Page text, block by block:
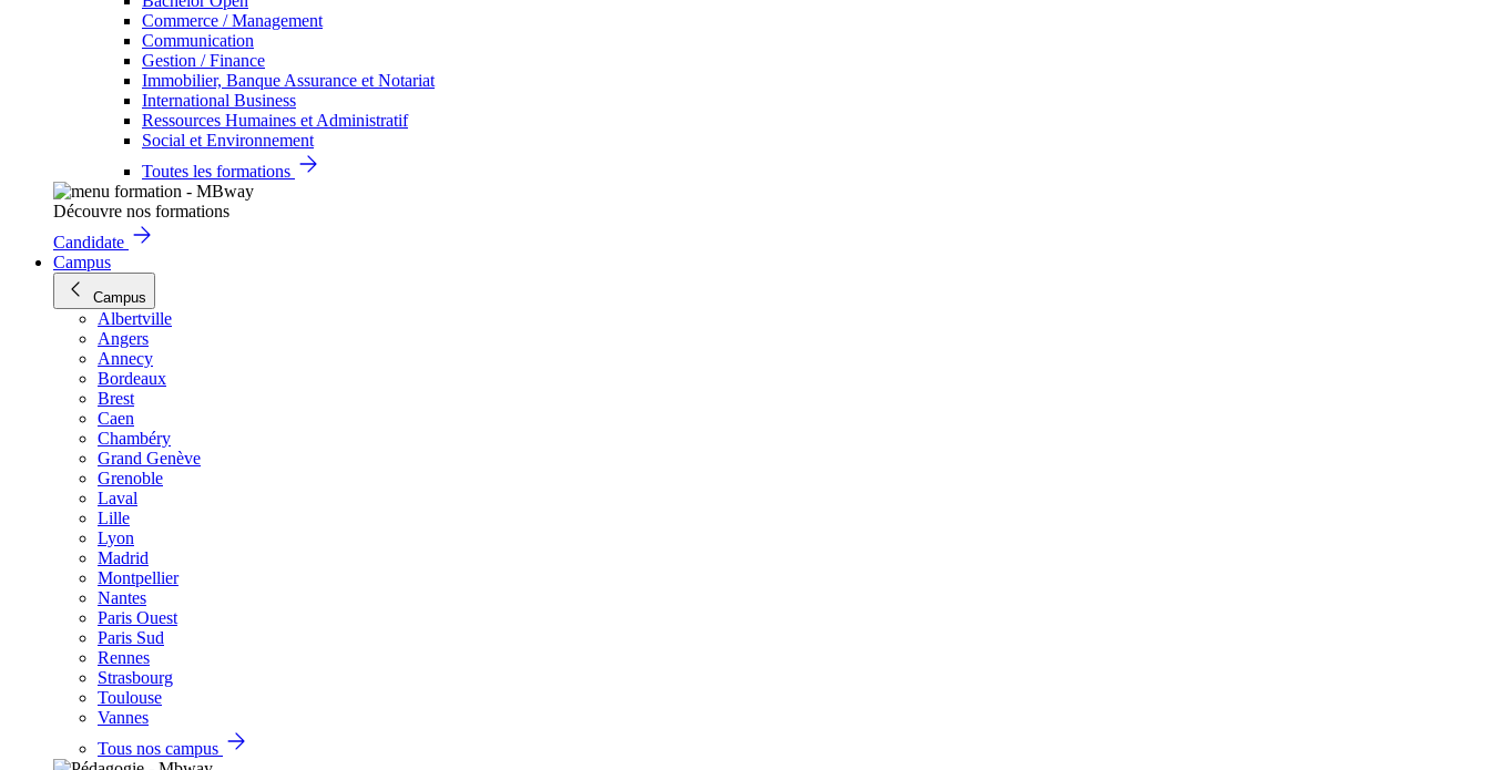
Commerce / Management
Communication
Gestion / Finance
Immobilier, Banque Assurance et Notariat
International Business
Ressources Humaines et Administratif
Social et Environnement
Toutes les formations
Découvre nos formations
Candidate
Campus
Campus
Albertville
Angers
Annecy
Bordeaux
Brest
Caen
Chambéry
Grand Genève
Grenoble
Laval
Lille
Lyon
Madrid
Montpellier
Nantes
Paris Ouest
Paris Sud
Rennes
Strasbourg
Toulouse
Vannes
Tous nos campus